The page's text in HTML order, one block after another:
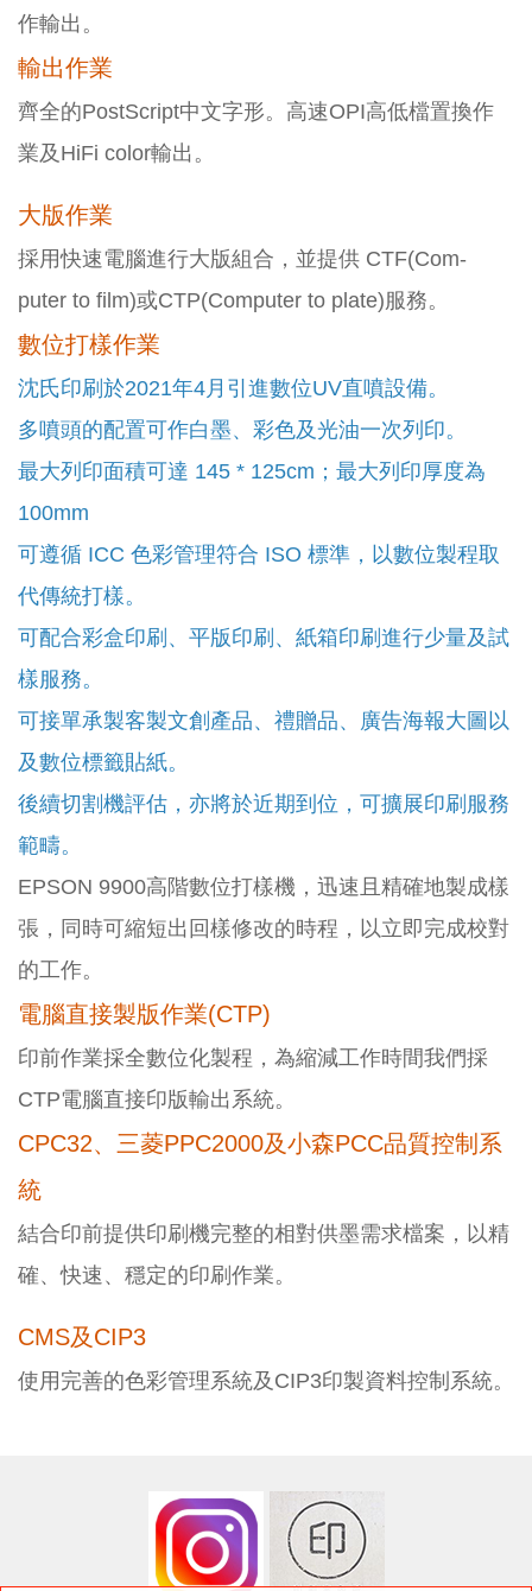
作輸出。
輸出作業
齊全的PostScript中文字形。高速OPI高低檔置換作
業及HiFi color輸出。
大版作業
採用快速電腦進行大版組合，並提供 CTF(Com-
puter to film)或CTP(Computer to plate)服務。
數位打樣作業
沈氏印刷於2021年4月引進數位UV直噴設備。
多噴頭的配置可作白墨、彩色及光油一次列印。
最大列印面積可達 145 * 125cm；最大列印厚度為
100mm
可遵循 ICC 色彩管理符合 ISO 標準，以數位製程取
代傳統打樣。
可配合彩盒印刷、平版印刷、紙箱印刷進行少量及試
樣服務。
可接單承製客製文創產品、禮贈品、廣告海報大圖以
及數位標籤貼紙。
後續切割機評估，亦將於近期到位，可擴展印刷服務
範疇。
EPSON 9900高階數位打樣機，迅速且精確地製成樣
張，同時可縮短出回樣修改的時程，以立即完成校對
的工作。
電腦直接製版作業(CTP)
印前作業採全數位化製程，為縮減工作時間我們採
CTP電腦直接印版輸出系統。
CPC32、三菱PPC2000及小森PCC品質控制系
統
結合印前提供印刷機完整的相對供墨需求檔案，以精
確、快速、穩定的印刷作業。
CMS及CIP3
使用完善的色彩管理系統及CIP3印製資料控制系統。